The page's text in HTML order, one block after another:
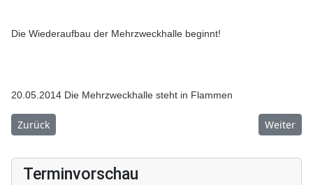
Die Wiederaufbau der Mehrzweckhalle beginnt!
20.05.2014 Die Mehrzweckhalle steht in Flammen
Vorheriger Beitrag: St. Marien Kirche
Zurück Nächster
Weiter
Terminvorschau